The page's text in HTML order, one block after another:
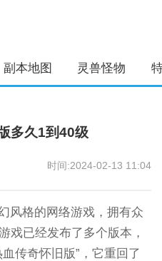
副本地图 灵兽怪物
多久1到40级
时间:2024-02-13 11:04
风格的网络游戏，拥有众
戏已经发布了多个版本，
传奇怀旧版”，它重回了